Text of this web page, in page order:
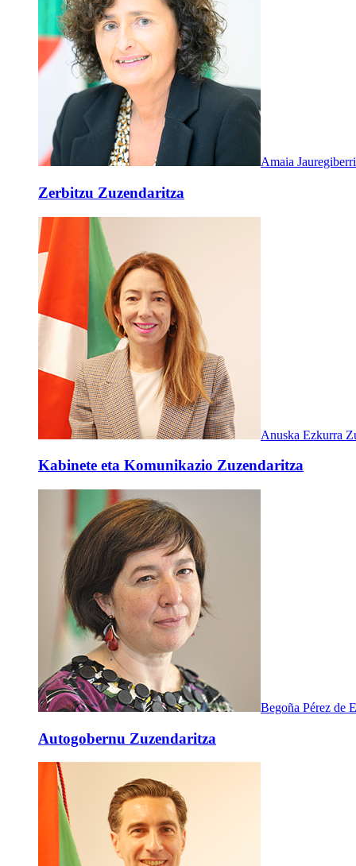
Amaia
Zerbitzu Zuzendaritza
Anuska Ezkurra
Kabinete eta Komunikazio Zuzendaritza
Begoña Pérez de
Autogobernu Zuzendaritza